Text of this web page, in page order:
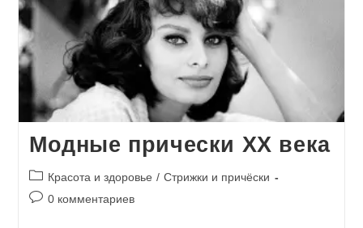
Модные прически XX века
Рубрика
записи:
Красота и здоровье / Стрижки и причёски
Комментарии
0 комментариев